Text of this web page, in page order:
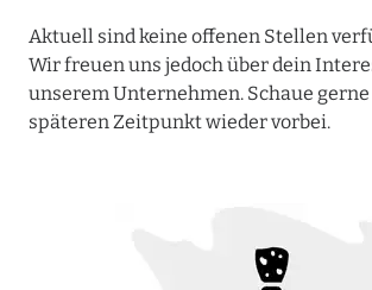
Aktuell sind keine offenen Stellen
Wir freuen uns jedoch über dein
unserem Unternehmen. Schaue
späteren Zeitpunkt wieder vorbei.